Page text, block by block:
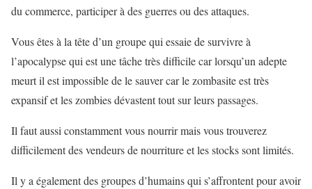
du commerce, participer à des guerres ou des attaques.
Vous êtes à la tête d’un groupe qui essaie de survivre à
l’apocalypse qui est une tâche très difficile car lorsqu’un adepte
meurt il est impossible de le sauver car le zombasite est très
expansif et les zombies dévastent tout sur leurs passages.
Il faut aussi constamment vous nourrir mais vous trouverez
difficilement des vendeurs de nourriture et les stocks sont limités.
Il y a également des groupes d’humains qui s’affrontent pour avoir